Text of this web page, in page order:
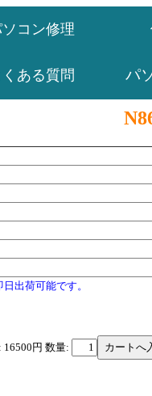
コン修理
くある質問 パ
出荷可能です。
16500円 数量: